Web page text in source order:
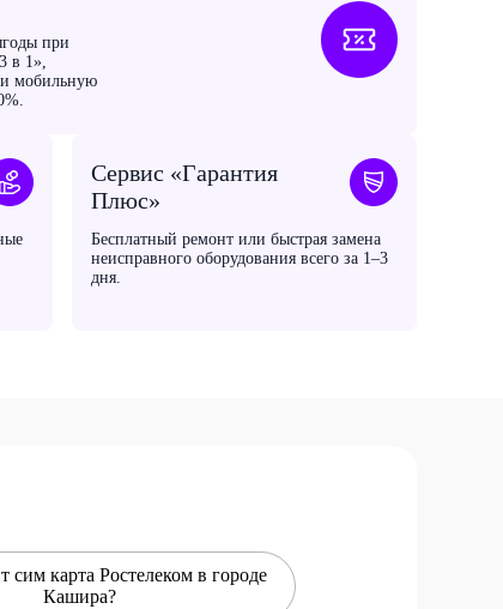
при
в 1»,
и мобильную
Сервис «Гарантия
Плюс»
Бесплатный ремонт или быстрая замена
неисправного оборудования всего за 1–3
дня.
сим карта Ростелеком в городе
Кашира?